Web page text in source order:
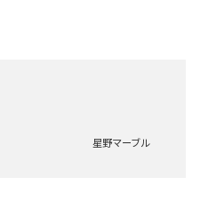
星野マーブル